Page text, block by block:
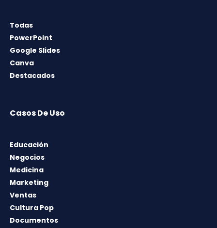
Todas
PowerPoint
Google Slides
Canva
Destacados
Casos De Uso
Educación
Negocios
Medicina
Marketing
Ventas
Cultura Pop
Documentos